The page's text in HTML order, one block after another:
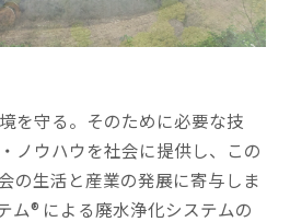
を守る。そのために必要な技
ノウハウを社会に提供し、この
の生活と産業の発展に寄与しま
ム® による廃水浄化システムの